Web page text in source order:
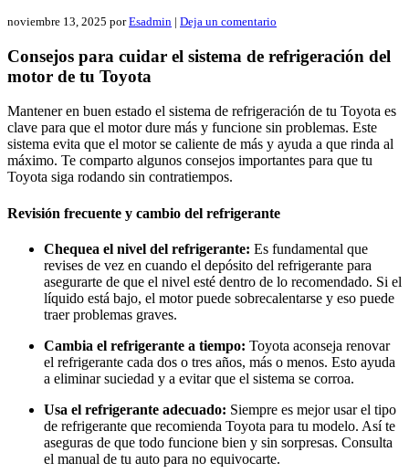
noviembre 13, 2025 porEsadmin | Deja un comentario
Consejos para cuidar el sistema de refrigeración del
motor de tu Toyota
Mantener en buen estado el sistema de refrigeración de tu Toyota es
clave para que el motor dure más y funcione sin problemas. Este
sistema evita que el motor se caliente de más y ayuda a que rinda al
máximo. Te comparto algunos consejos importantes para que tu
Toyota siga rodando sin contratiempos.
Revisión frecuente y cambio del refrigerante
Chequea el nivel del refrigerante: Es fundamental que
revises de vez en cuando el depósito del refrigerante para
asegurarte de que el nivel esté dentro de lo recomendado. Si el
líquido está bajo, el motor puede sobrecalentarse y eso puede
traer problemas graves.
Cambia el refrigerante a tiempo: Toyota aconseja renovar
el refrigerante cada dos o tres años, más o menos. Esto ayuda
a eliminar suciedad y a evitar que el sistema se corroa.
Usa el refrigerante adecuado: Siempre es mejor usar el tipo
de refrigerante que recomienda Toyota para tu modelo. Así te
aseguras de que todo funcione bien y sin sorpresas. Consulta
el manual de tu auto para no equivocarte.